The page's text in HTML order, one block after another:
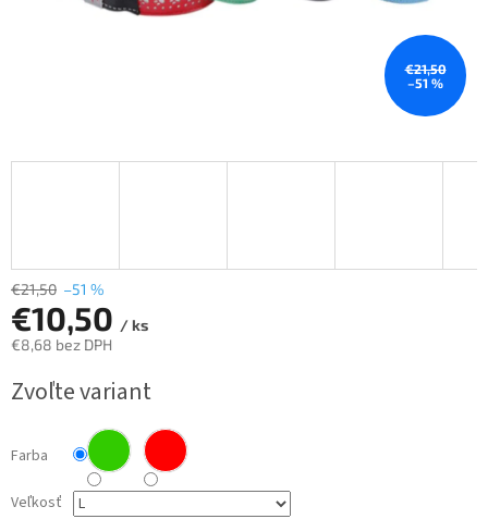
€21,50
–51 %
€21,50 –51 %
€10,50 / ks
€8,68 bez DPH
cena:
Zvoľte variant
Farba
Veľkosť